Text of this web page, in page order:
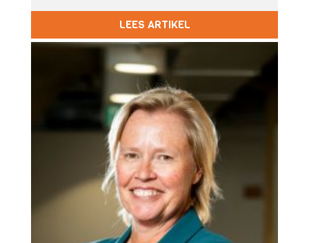
LEES ARTIKEL